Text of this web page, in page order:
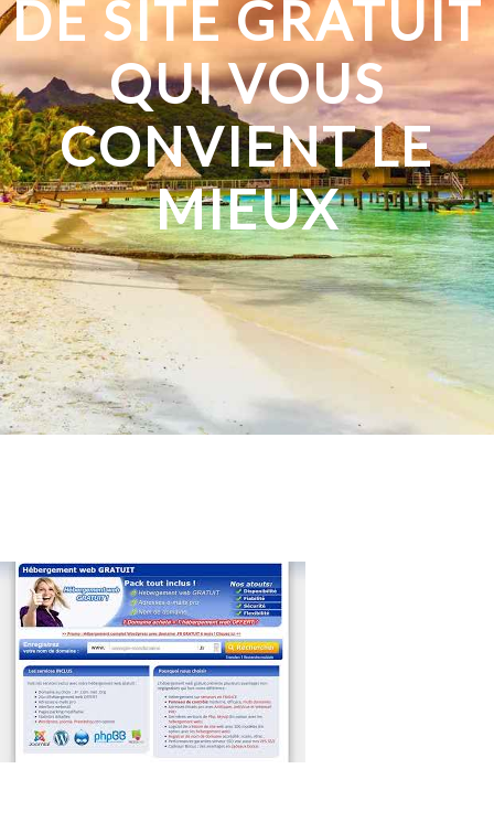
DE SITE GRATUIT
QUI VOUS
CONVIENT LE
MIEUX